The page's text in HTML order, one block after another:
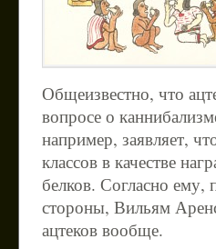
Общеизвестно, что
вопросе о
например, заявляет,
классов в качестве
белков. Согласно
стороны, Вильям
ацтеков вообще.